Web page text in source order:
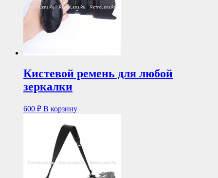
Кистевой ремень для любой
зеркалки
600 ₽ В корзину